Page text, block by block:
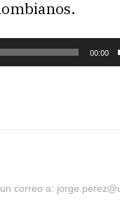
00:00
correo a: